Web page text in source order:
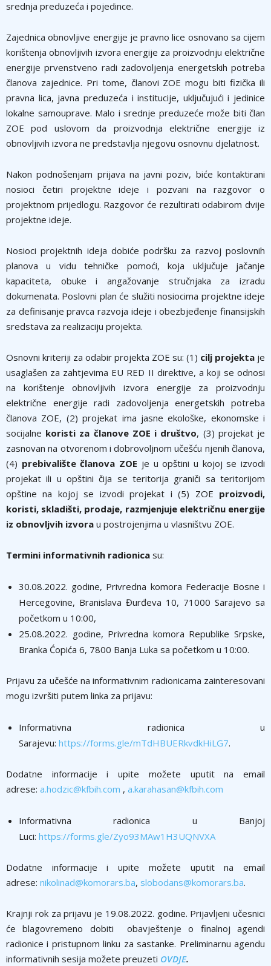
srednja preduzeća i pojedince.
Zajednica obnovljive energije je pravno lice osnovano sa cijem
korištenja obnovljivih izvora energije za proizvodnju električne
energije prvenstveno radi zadovoljenja energetskih potreba
članova zajednice. Pri tome, članovi ZOE mogu biti fizička ili
pravna lica, javna preduzeća i institucije, uključujući i jedinice
lokalne samouprave. Malo i srednje preduzeće može biti član
ZOE pod uslovom da proizvodnja električne energije iz
obnovljivih izvora ne predstavlja njegovu osnovnu djelatnost.
Nakon podnošenjam prijava na javni poziv, biće kontaktirani
nosioci četiri projektne ideje i pozvani na razgovor o
projektnom prijedlogu. Razgovor će rezultirati odabirom dvije
projektne ideje.
Nosioci projektnih ideja dobiće podršku za razvoj poslovnih
planova u vidu tehničke pomoći, koja uključuje jačanje
kapaciteta, obuke i angažovanje stručnjaka za izradu
dokumenata. Poslovni plan će služiti nosiocima projektne ideje
za definisanje pravca razvoja ideje i obezbjeđenje finansijskih
sredstava za realizaciju projekta.
Osnovni kriteriji za odabir projekta ZOE su: (1) cilj projekta je
usaglašen za zahtjevima EU RED II direktive, a koji se odnosi
na korištenje obnovljivih izvora energije za proizvodnju
električne energije radi zadovoljenja energetskih potreba
članova ZOE, (2) projekat ima jasne ekološke, ekonomske i
socijalne koristi za članove ZOE i društvo, (3) projekat je
zasnovan na otvorenom i dobrovoljnom učešću njenih članova,
(4) prebivalište članova ZOE je u opštini u kojoj se izvodi
projekat ili u opštini čija se teritorija graniči sa teritorijom
opštine na kojoj se izvodi projekat i (5) ZOE proizvodi,
koristi, skladišti, prodaje, razmjenjuje električnu energije
iz obnovljvih izvora u postrojenjima u vlasništvu ZOE.
Termini informativnih radionica su:
30.08.2022. godine, Privredna komora Federacije Bosne i
Hercegovine, Branislava Đurđeva 10, 71000 Sarajevo sa
početkom u 10:00,
25.08.2022. godine, Privredna komora Republike Srpske,
Branka Ćopića 6, 7800 Banja Luka sa početkom u 10:00.
Prijavu za učešće na informativnim radionicama zainteresovani
mogu izvršiti putem linka za prijavu:
Informativna radionica u
Sarajevu: https://forms.gle/mTdHBUERkvdkHiLG7.
Dodatne informacije i upite možete uputit na email
adrese: a.hodzic@kfbih.com , a.karahasan@kfbih.com
Informativna radionica u Banjoj
Luci: https://forms.gle/Zyo93MAw1H3UQNVXA
Dodatne informacije i upite možete uputit na email
adrese: nikolinad@komorars.ba, slobodans@komorars.ba.
Krajnji rok za prijavu je 19.08.2022. godine. Prijavljeni učesnici
će blagovremeno dobiti obavještenje o finalnoj agendi
radionice i pristupnom linku za sastanke. Preliminarnu agendu
informativnih sesija možete preuzeti OVDJE.